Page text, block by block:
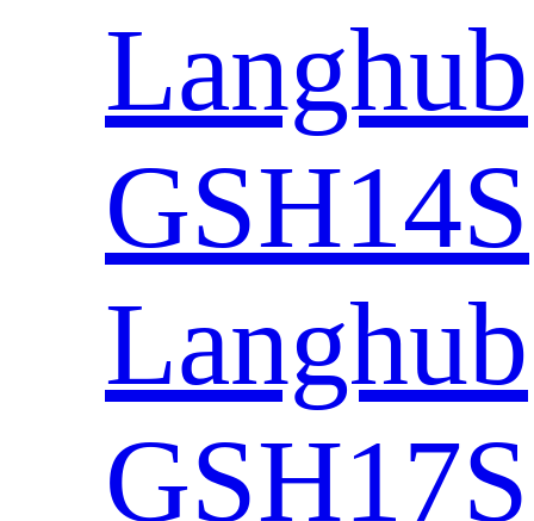
Langhub
GSH14S
Langhub
GSH17S